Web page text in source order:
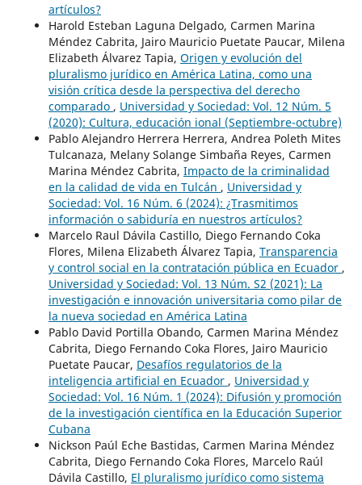
artículos?
Harold Esteban Laguna Delgado, Carmen Marina
Méndez Cabrita, Jairo Mauricio Puetate Paucar, Milena
Elizabeth Álvarez Tapia, Origen y evolución del
pluralismo jurídico en América Latina, como una
visión crítica desde la perspectiva del derecho
comparado , Universidad y Sociedad: Vol. 12 Núm. 5
(2020): Cultura, educación ional (Septiembre-octubre)
Pablo Alejandro Herrera Herrera, Andrea Poleth Mites
Tulcanaza, Melany Solange Simbaña Reyes, Carmen
Marina Méndez Cabrita, Impacto de la criminalidad
en la calidad de vida en Tulcán , Universidad y
Sociedad: Vol. 16 Núm. 6 (2024): ¿Trasmitimos
información o sabiduría en nuestros artículos?
Marcelo Raul Dávila Castillo, Diego Fernando Coka
Flores, Milena Elizabeth Álvarez Tapia, Transparencia
y control social en la contratación pública en Ecuador ,
Universidad y Sociedad: Vol. 13 Núm. S2 (2021): La
investigación e innovación universitaria como pilar de
la nueva sociedad en América Latina
Pablo David Portilla Obando, Carmen Marina Méndez
Cabrita, Diego Fernando Coka Flores, Jairo Mauricio
Puetate Paucar, Desafíos regulatorios de la
inteligencia artificial en Ecuador , Universidad y
Sociedad: Vol. 16 Núm. 1 (2024): Difusión y promoción
de la investigación científica en la Educación Superior
Cubana
Nickson Paúl Eche Bastidas, Carmen Marina Méndez
Cabrita, Diego Fernando Coka Flores, Marcelo Raúl
Dávila Castillo, El pluralismo jurídico como sistema